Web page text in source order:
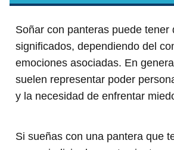
Soñar con panteras puede tener
significados, dependiendo del
emociones asociadas. En
suelen representar poder
y la necesidad de enfrentar
Si sueñas con una pantera que